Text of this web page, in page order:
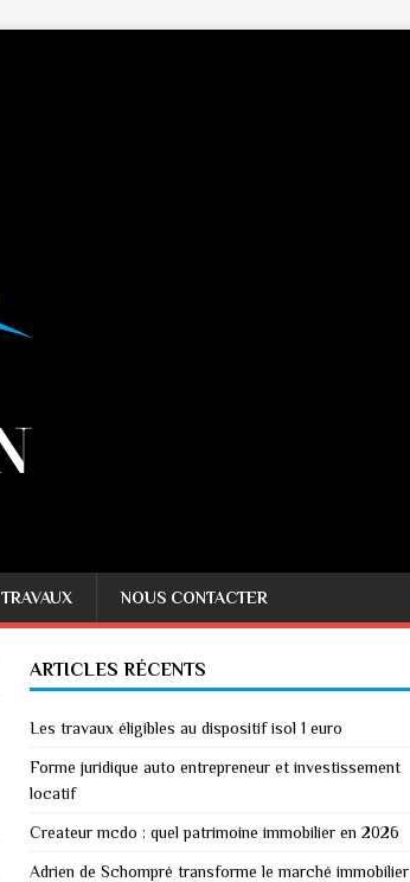
TRAVAUX NOUS CONTACTER
ARTICLES RÉCENTS
Les travaux éligibles au dispositif isol 1 euro
Forme juridique auto entrepreneur et investissement
locatif
Createur mcdo : quel patrimoine immobilier en 2026
Adrien de Schompré transforme le marché immobilier